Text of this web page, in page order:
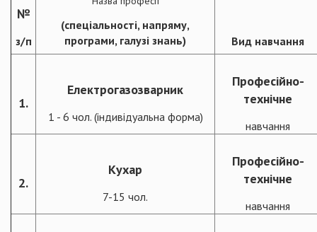
№
з/п
(спеціальності, напряму,
програми, галузі знань)
Вид навчання
1.
Електрогазозварник
1 - 6 чол. (індивідуальна форма)
Професійно-
технічне
навчання
2.
Кухар
7-15 чол.
Професійно-
технічне
навчання